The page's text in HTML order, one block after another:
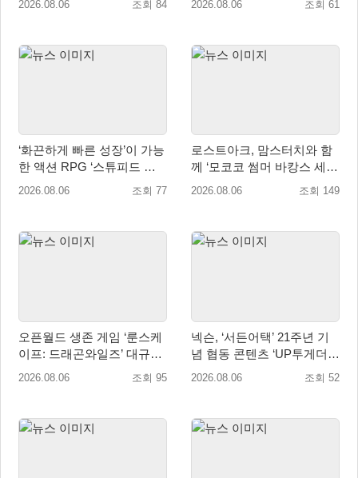
2026.08.06 조회 84 2026.08.06 조회 61
‘화끈하게 빠른 성장’이 가능
한 액션 RPG ‘스튜피드 네
버 다이즈’ 패키지판 예약판
2026.08.06 조회 77
로스트아크, 맘스터치와 함
께 ‘모코코 썸머 바캉스 세
트’ 출시
2026.08.06 조회 149
오픈월드 생존 게임 ‘룬스케
이프: 드래곤와일즈’ 대규모
유저 편의성 개선 및 사이드
2026.08.06 조회 95
넥슨, ‘서든어택’ 21주년 기
념 협동 콘텐츠 ‘UP투게더’
업데이트
2026.08.06 조회 52